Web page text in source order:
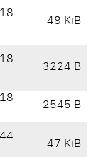
48 KiB
3224 B
2545 B
47 KiB